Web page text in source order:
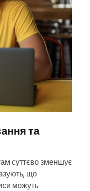
та
суттєво зменшує
що
можуть